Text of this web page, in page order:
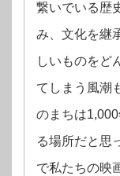
繋いでいる歴
み、文化を継
しいものをど
てしまう風潮
のまちは
る場所だと思
で私たちの映